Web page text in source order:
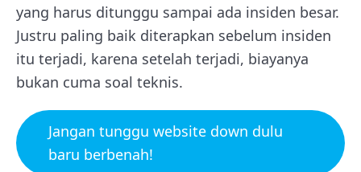
yang harus ditunggu sampai ada insiden besar.
Justru paling baik diterapkan sebelum insiden
itu terjadi, karena setelah terjadi, biayanya
bukan cuma soal teknis.
Jangan tunggu website down dulu
baru berbenah!